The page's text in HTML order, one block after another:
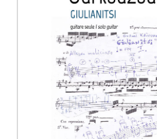
PARTITIONS POUR AUTRES
INSTRUMENTS
PARTITIONS POUR ENSEMBLES
AUTRES PRODUITS